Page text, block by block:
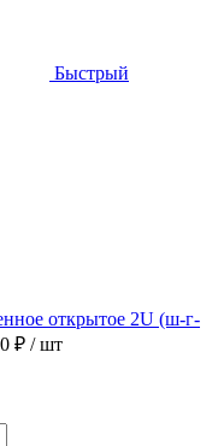
Быстрый
открытое 2U (ш-г-
₽ / шт